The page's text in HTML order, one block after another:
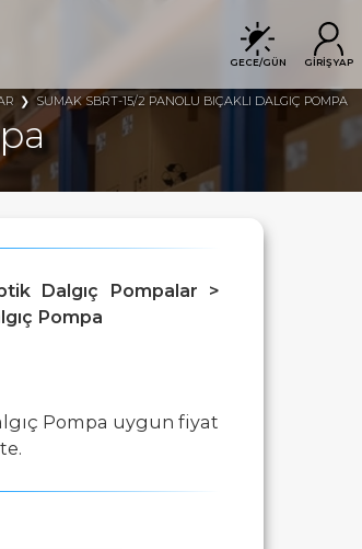
GECE/GÜN GİRİŞ YAP
SUMAK SBRT-15/2 PANOLU BIÇAKLI DALGIÇ POMPA
Dalgıç Pompalar >
Pompa
Pompa uygun fiyat